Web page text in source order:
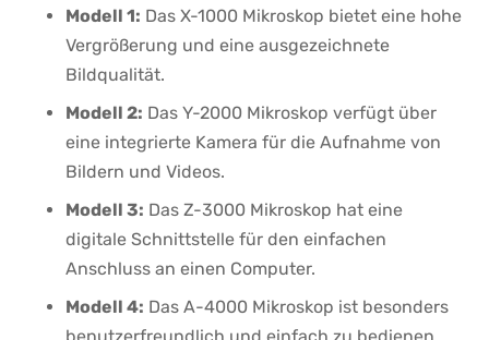
Modell 1: Das X-1000 Mikroskop bietet eine hohe
Vergrößerung und ​eine ausgezeichnete​
Bildqualität.
Modell​ 2: Das Y-2000 ⁣Mikroskop verfügt über
eine integrierte Kamera für die Aufnahme von
Bildern und⁢ Videos.
Modell 3: Das Z-3000 Mikroskop hat eine
digitale Schnittstelle für den einfachen
Anschluss ⁢an⁤ einen Computer.
Modell 4: ‍Das‌ A-4000‍ Mikroskop ⁤ist besonders